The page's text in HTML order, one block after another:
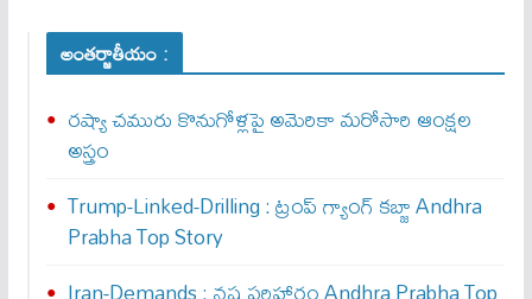
అంతర్జాతీయం :
రష్యా చమురు కొనుగోళ్లపై అమెరికా మరోసారి ఆంక్షల
అస్త్రం
Trump-Linked-Drilling : ట్రంప్ గ్యాంగ్ క‌బ్జా Andhra
Prabha Top Story